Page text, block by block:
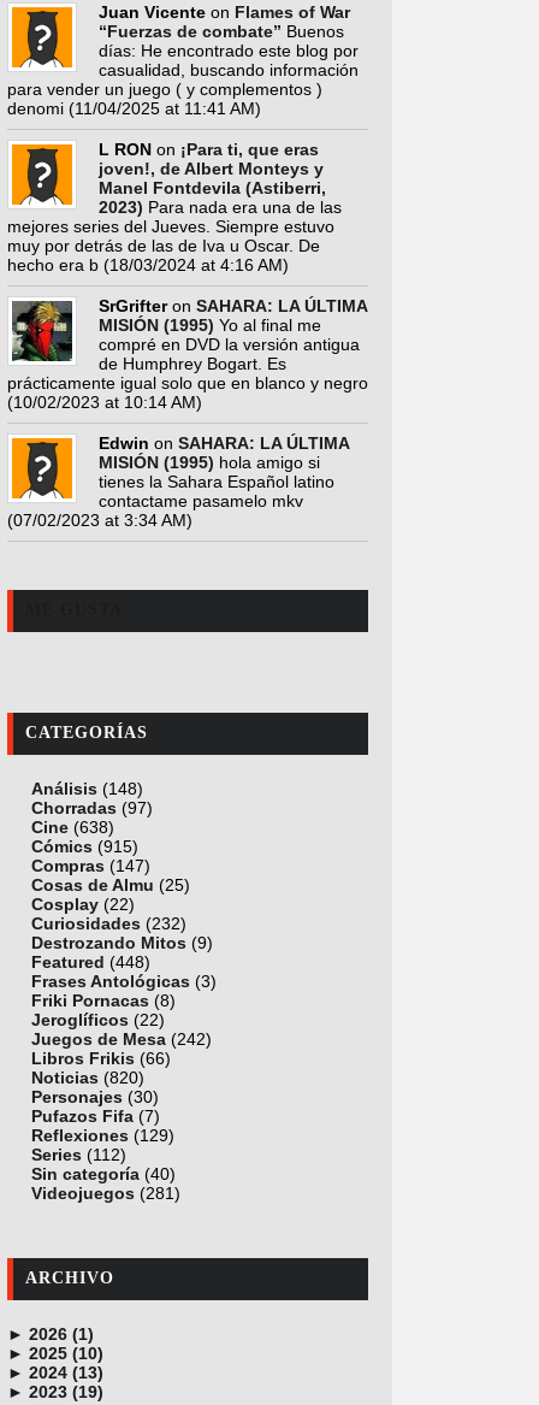
Juan Vicente on Flames of War
“Fuerzas de combate” Buenos
días: He encontrado este blog por
casualidad, buscando información
para vender un juego ( y complementos )
denomi (11/04/2025 at 11:41 AM)
L RON on ¡Para ti, que eras
joven!, de Albert Monteys y
Manel Fontdevila (Astiberri,
2023) Para nada era una de las
mejores series del Jueves. Siempre estuvo
muy por detrás de las de Iva u Oscar. De
hecho era b (18/03/2024 at 4:16 AM)
SrGrifteron SAHARA: LA ÚLTIMA
MISIÓN (1995) Yo al final me
compré en DVD la versión antigua
de Humphrey Bogart. Es
prácticamente igual solo que en blanco y negro
(10/02/2023 at 10:14 AM)
Edwin on SAHARA: LA ÚLTIMA
MISIÓN (1995) hola amigo si
tienes la Sahara Español latino
contactame pasamelo mkv
(07/02/2023 at 3:34 AM)
CATEGORÍAS
Análisis (148)
Chorradas (97)
Cine (638)
Cómics (915)
Compras (147)
Cosas de Almu (25)
Cosplay (22)
Curiosidades (232)
Destrozando Mitos (9)
Featured (448)
Frases Antológicas (3)
Friki Pornacas (8)
Jeroglíficos (22)
Juegos de Mesa (242)
Libros Frikis (66)
Noticias (820)
Personajes (30)
Pufazos Fifa (7)
Reflexiones (129)
Series (112)
Sin categoría (40)
Videojuegos (281)
ARCHIVO
► 2026 (1)
junio (1)
► 2025 (10)
noviembre (1)
octubre (1)
► 2024 (13)
diciembre (4)
► 2023 (19)